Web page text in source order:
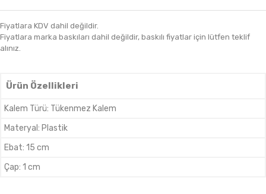
Fiyatlara KDV dahil değildir.
Fiyatlara marka baskıları dahil değildir, baskılı fiyatlar için lütfen teklif
alınız.
Ürün Özellikleri
Kalem Türü: Tükenmez Kalem
Materyal : Plastik
Ebat: 15 cm
Çap: 1 cm